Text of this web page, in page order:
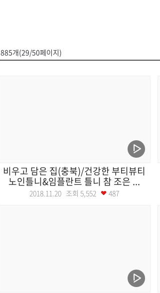
885개(29/50페이지)
비우고 담은 집(충북)/건강한 부티뷰티
노인틀니&임플란트 틀니 참 조은 ...
2018.11.20 조회 5,552 487